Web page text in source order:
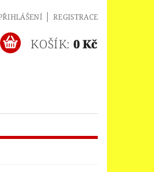
| REGISTRACE
KOŠÍK: 0 Kč